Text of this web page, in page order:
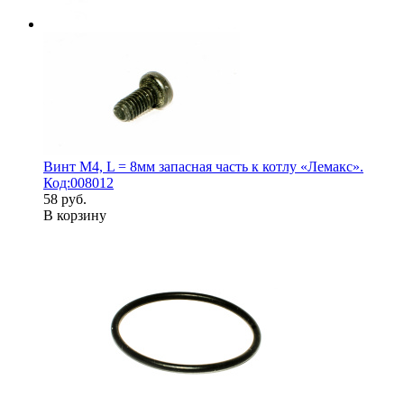
Винт М4, L = 8мм запасная часть к котлу «Лемакс».
Код:008012
58 руб.
В корзину